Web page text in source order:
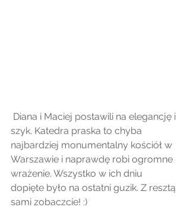
szyk. Katedra praska to chyba
najbardziej monumentalny kościół w
Warszawie i naprawdę robi ogromne
wrażenie. Wszystko w ich dniu
dopięte było na ostatni guzik. Z resztą
sami zobaczcie! :)